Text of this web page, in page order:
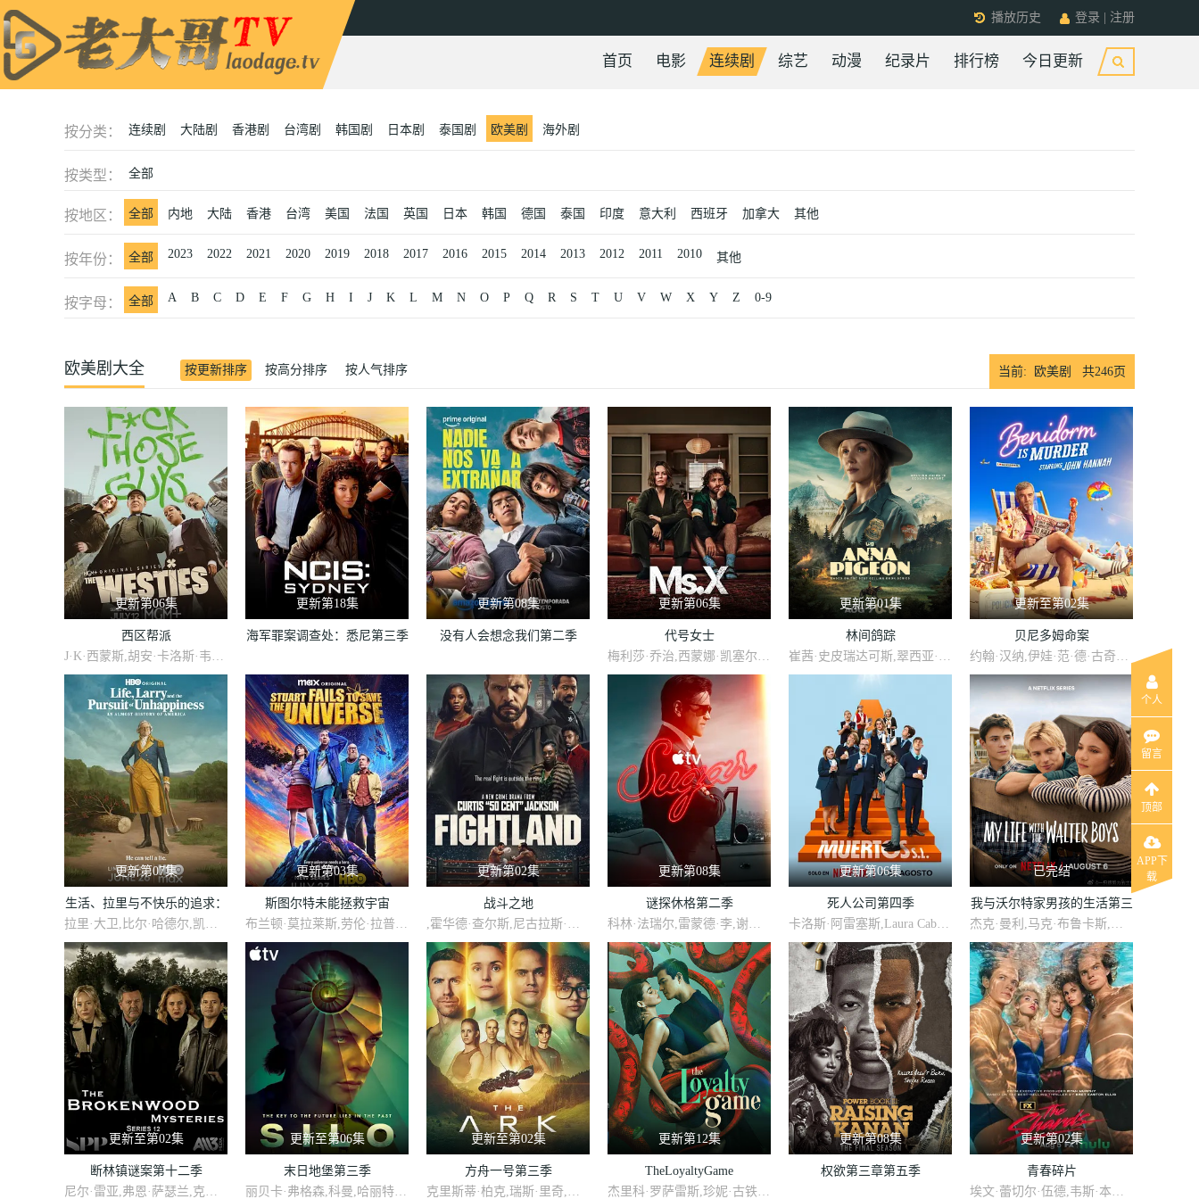
登录 注册
播放历史
首页 电影 连续剧 综艺 动漫 纪录片 排行榜 今日更新
按分类： 连续剧 大陆剧 香港剧 台湾剧 韩国剧 日本剧 泰国剧 欧美剧 海外剧
按类型： 全部
按地区： 全部 内地 大陆 香港 台湾 美国 法国 英国 日本 韩国 德国 泰国 印度 意大利 西班牙 加拿大 其他
按年份： 全部 2023 2022 2021 2020 2019 2018 2017 2016 2015 2014 2013 2012 2011 2010 其他
按字母： 全部 A B C D E F G H I J K L M N O P Q R S T U V W X Y Z 0-9
欧美剧大全 按更新排序 按高分排序 按人气排序 当前: 欧美剧 共246页
更新第06集
西区帮派
更新第18集
海军罪案调查处：悉尼第三季
更新第08集
没有人会想念我们第二季
更新第06集
代号女士
更新第01集
林间鸽踪
更新至第02集
贝尼多姆命案
更新第07集
生活、拉里与不快乐的追求：
一部美国史
更新第03集
斯图尔特未能拯救宇宙
更新第02集
战斗之地
更新第08集
谜探休格第二季
更新第06集
死人公司第四季
已完结
我与沃尔特家男孩的生活第三
季
更新至第02集
断林镇谜案第十二季
更新至第06集
末日地堡第三季
更新至第02集
方舟一号第三季
更新第12集
TheLoyaltyGame
更新第08集
权欲第三章第五季
更新第02集
青春碎片
个人
留言
顶部
APP下
载